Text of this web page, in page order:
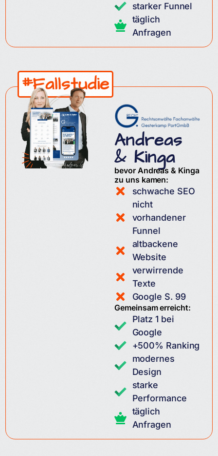
starker Funnel
täglich
Anfragen
Andreas
& Kinga
bevor Andreas & Kinga
zu uns kamen:
schwache SEO
nicht
vorhandener
Funnel
altbackene
Website
verwirrende
Texte
Google S. 99
Gemeinsam erreicht:
Platz 1 bei
Google
+500% Ranking
modernes
Design
starke
Performance
täglich
Anfragen
#Fallstudie